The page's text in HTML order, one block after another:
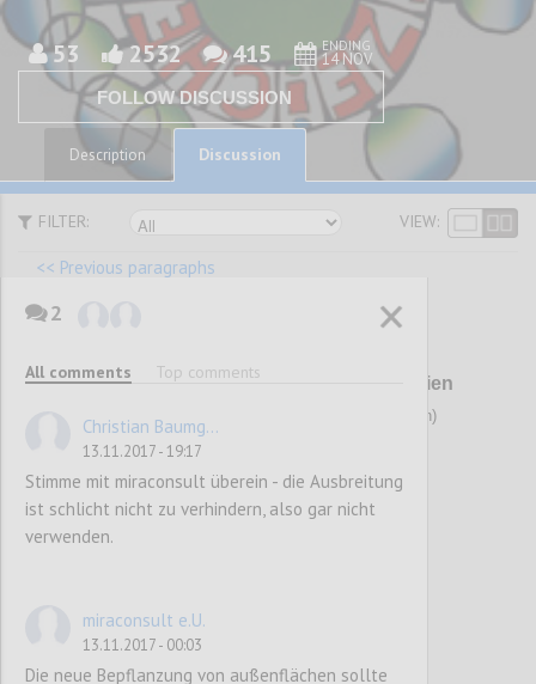
53 2532 415 ENDING
14 NOV
FOLLOW DISCUSSION
Description Discussion
FILTER: VIEW:
<< Previous paragraphs
10. Verkehr / Mobilität (V) - SOLL-Kriterien
(neue Kriterien/wesentliche Änderungen/Streichungen)
2
All comments Top comments
Christian Baumg...
13.11.2017 - 19:17
Stimme mit miraconsult überein - die Ausbreitung
ist schlicht nicht zu verhindern, also gar nicht
verwenden.
miraconsult e.U.
13.11.2017 - 00:03
Die neue Bepflanzung von außenflächen sollte